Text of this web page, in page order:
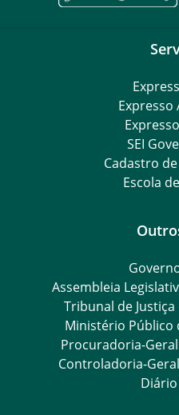
Expresso
SEI
Cadastro
Escola
Assembleia
Tribunal de
Ministério Público
Procuradoria-
Controladoria-